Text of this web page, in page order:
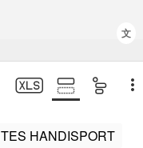
文
HANDISPORT